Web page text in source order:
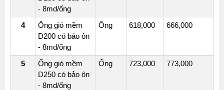
- 8md/ống
4
Ống gió mềm
D200 có bảo ôn
- 8md/ống
Ống 618,000 666,000
5
Ống gió mềm
D250 có bảo ôn
- 8md/ống
Ống 723,000 773,000